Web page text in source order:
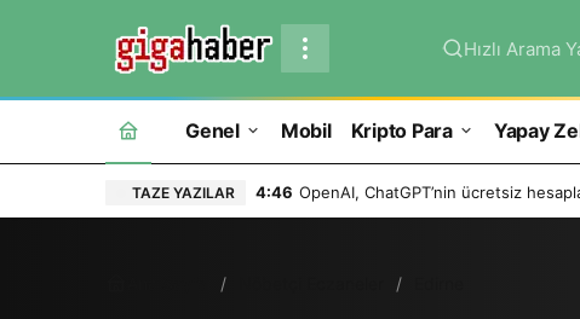
Hızlı Arama
Genel Mobil Kripto Para Yapay
TAZE YAZILAR 4:46 OpenAI, ChatGPT’nin ücretsiz